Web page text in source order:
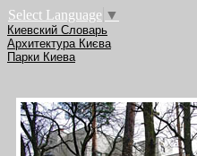
Select Language ▼
Киевский Словарь
Архитектура Києва
Парки Киева